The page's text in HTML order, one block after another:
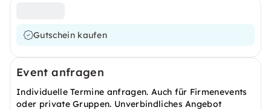
Gutschein kaufen
Event anfragen
Individuelle Termine anfragen. Auch für Firmenevents
oder private Gruppen. Unverbindliches Angebot